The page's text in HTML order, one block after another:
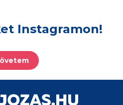
Instagramon!